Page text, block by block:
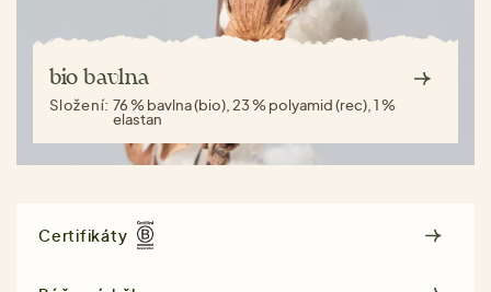
bio bavlna
Složení:76 % bavlna (bio), 23 % polyamid (rec), 1 %
elastan
Certifikáty